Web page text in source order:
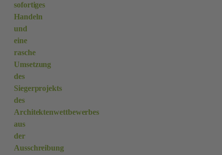
sofortiges
Handeln
und
eine
rasche
Umsetzung
des
Siegerprojekts
des
Architektenwettbewerbes
aus
der
Ausschreibung